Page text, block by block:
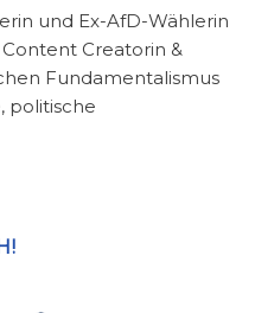
und Ex-AfD-Wählerin
Creatorin &
Fundamentalismus
politische